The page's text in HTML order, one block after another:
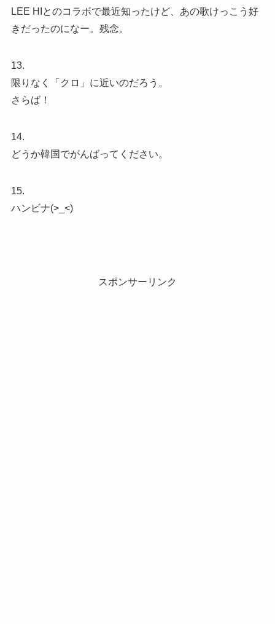
LEE HIとのコラボで最近知ったけど、あの歌けっこう好
きだったのになー。残念。
13.
限りなく「クロ」に近いのだろう。
さらば！
14.
どうか韓国でがんばってください。
15.
ハンビナ(>_<)
スポンサーリンク